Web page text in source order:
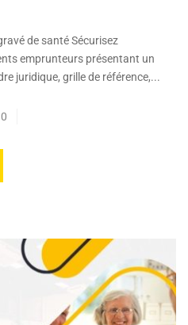
de santé Sécurisez
emprunteurs présentant un
juridique, grille de référence,...
0